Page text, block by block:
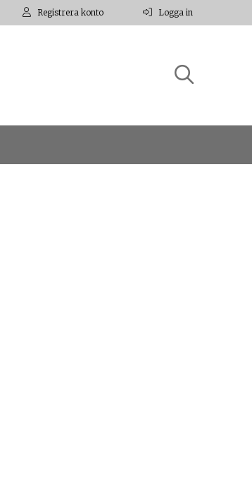
Registrera konto Logga in